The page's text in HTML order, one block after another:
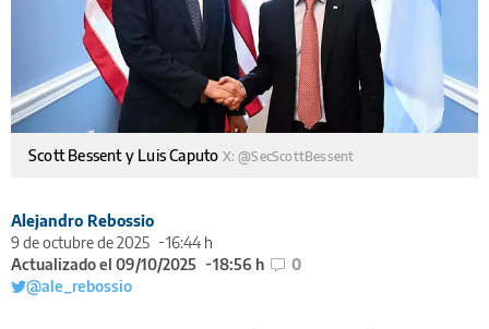
Scott Bessent y Luis Caputo X: @SecScottBessent
Alejandro Rebossio
9 de octubre de 2025
16:44 h
Actualizado el 09/10/2025
18:56 h
0
@ale_rebossio